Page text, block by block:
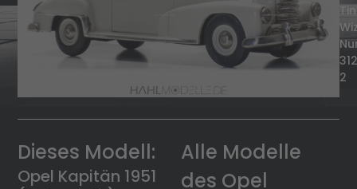
Tin
2
Dieses Modell:
Opel Kapitän 1951
Alle Modelle
des Opel